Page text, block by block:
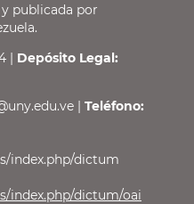
publicada por
| Depósito Legal:
| Teléfono:
index.php/dictum
index.php/dictum/oai